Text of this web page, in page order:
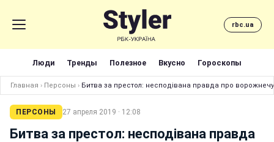
rbc.ua
Люди Тренды Полезное Вкусно Гороскопы
Главная › Персоны › Битва за престол: несподівана правда про
ПЕРСОНЫ 27 апреля 2019 · 12:08
Битва за престол: несподівана правда